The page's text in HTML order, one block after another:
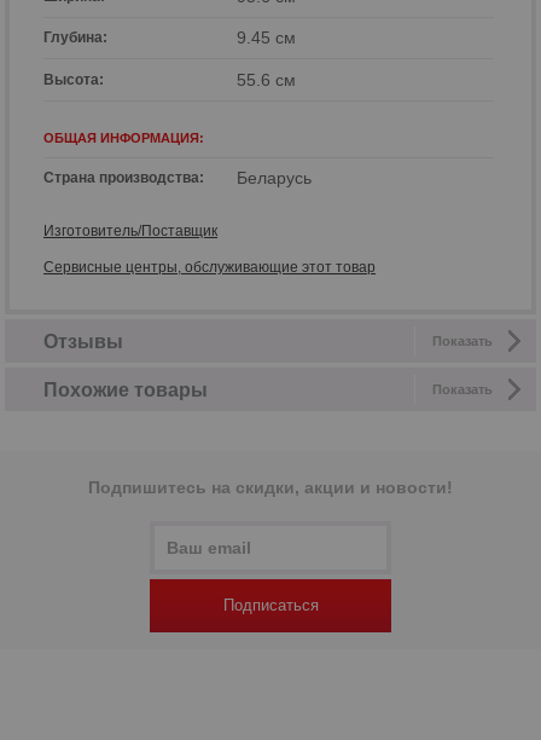
Глубина: 9.45 см
Высота: 55.6 см
ОБЩАЯ ИНФОРМАЦИЯ:
Страна производства: Беларусь
Изготовитель/Поставщик
Сервисные центры, обслуживающие этот товар
Показать
Отзывы
Показать
Похожие товары
Подпишитесь на скидки, акции и новости!
Подписаться